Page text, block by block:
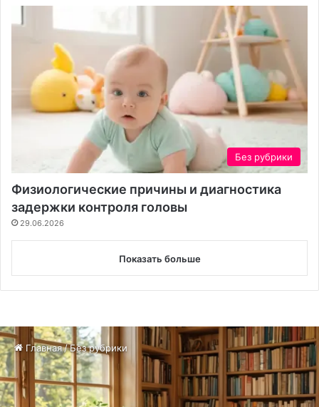
Без рубрики
Физиологические причины и диагностика
задержки контроля головы
29.06.2026
Показать больше